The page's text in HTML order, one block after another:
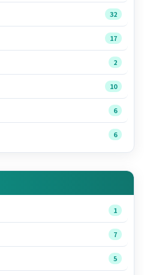
32
17
2
10
6
6
1
7
5